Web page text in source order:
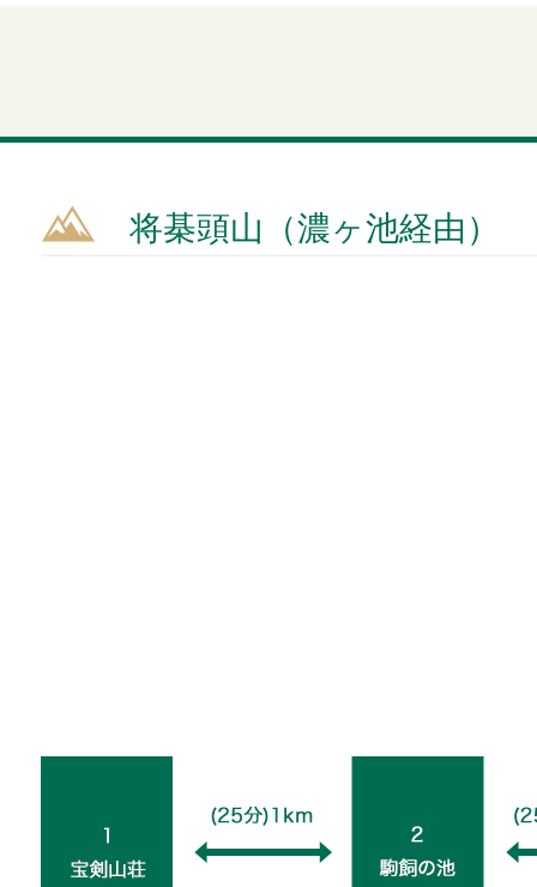
将棊頭山（濃ヶ池経由）